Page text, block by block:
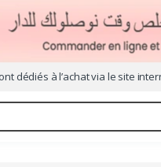
dédiés à l’achat via le site